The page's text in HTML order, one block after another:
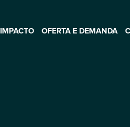
IMPACTO OFERTA E DEMANDA